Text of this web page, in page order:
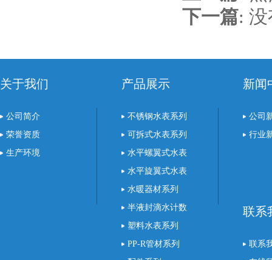
下一篇: 没
关于我们
公司简介
荣誉资质
生产环境
产品展示
不锈钢水表系列
可拆式水表系列
水平螺翼式水表
水平旋翼式水表
水暖器材系列
半液封滴水计数
表
塑料水表系列
PP-R管材系列
新闻
公司
行业
联系
联系